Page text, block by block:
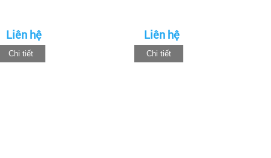
Liên hệ
Chi tiết
Liên hệ
Chi tiết